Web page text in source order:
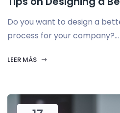
Do you want to design a
process for your company?...
LEER MÁS